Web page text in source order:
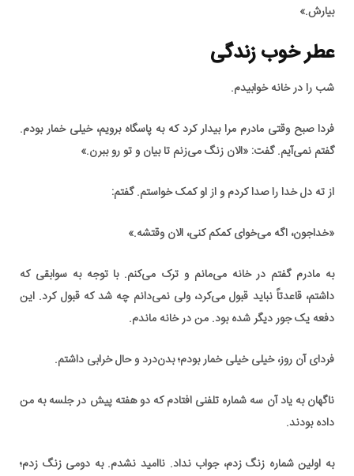
بیارش.»
عطر خوب زندگی
شب را در خانه خوابیدم.
فردا صبح وقتی مادرم مرا بیدار کرد که به پاسگاه برویم، خیلی خمار بودم.
گفتم نمی‌آیم. گفت: «الان زنگ می‌زنم تا بیان و تو رو ببرن.»
از ته دل خدا را صدا کردم و از او کمک خواستم. گفتم:
«خداجون، اگه می‌خوای کمکم کنی، الان وقتشه.»
به مادرم گفتم در خانه می‌مانم و ترک می‌کنم. با توجه به سوابقی که
داشتم، قاعدتاً نباید قبول می‌کرد، ولی نمی‌دانم چه شد که قبول کرد. این
دفعه یک جور دیگر شده بود. من در خانه ماندم.
فردای آن روز، خیلی خیلی خمار بودم؛ بدن‌درد و حال خرابی داشتم.
ناگهان به یاد آن سه شماره تلفنی افتادم که دو هفته پیش در جلسه به من
داده بودند.
به اولین شماره زنگ زدم، جواب نداد. ناامید نشدم. به دومی زنگ زدم؛